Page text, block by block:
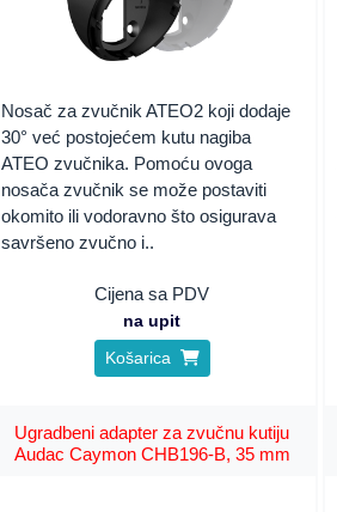
Nosač za zvučnik ATEO2 koji dodaje
30° već postojećem kutu nagiba
ATEO zvučnika. Pomoću ovoga
nosača zvučnik se može postaviti
okomito ili vodoravno što osigurava
savršeno zvučno i..
Cijena sa PDV
na upit
Košarica
Ugradbeni adapter za zvučnu kutiju
Audac Caymon CHB196-B, 35 mm